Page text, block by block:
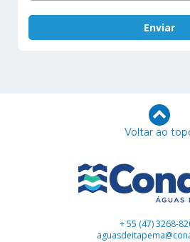
Voltar ao
+ 55 (47) 3268-